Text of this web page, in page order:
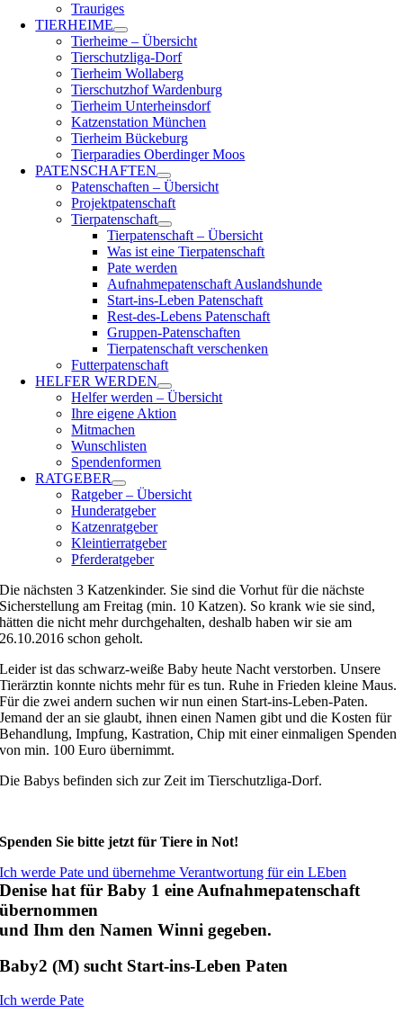
Trauriges
TIERHEIME
Tierheime – Übersicht
Tierschutzliga-Dorf
Tierheim Wollaberg
Tierschutzhof Wardenburg
Tierheim Unterheinsdorf
Katzenstation München
Tierheim Bückeburg
Tierparadies Oberdinger Moos
PATENSCHAFTEN
Patenschaften – Übersicht
Projektpatenschaft
Tierpatenschaft
Tierpatenschaft – Übersicht
Was ist eine Tierpatenschaft
Pate werden
Aufnahmepatenschaft Auslandshunde
Start-ins-Leben Patenschaft
Rest-des-Lebens Patenschaft
Gruppen-Patenschaften
Tierpatenschaft verschenken
Futterpatenschaft
HELFER WERDEN
Helfer werden – Übersicht
Ihre eigene Aktion
Mitmachen
Wunschlisten
Spendenformen
RATGEBER
Ratgeber – Übersicht
Hunderatgeber
Katzenratgeber
Kleintierratgeber
Pferderatgeber
Die nächsten 3 Katzenkinder. Sie sind die Vorhut für die nächste
Sicherstellung am Freitag (min. 10 Katzen). So krank wie sie sind,
hätten die nicht mehr durchgehalten, deshalb haben wir sie am
26.10.2016 schon geholt.
Leider ist das schwarz-weiße Baby heute Nacht verstorben. Unsere
Tierärztin konnte nichts mehr für es tun. Ruhe in Frieden kleine Maus.
Für die zwei andern suchen wir nun einen Start-ins-Leben-Paten.
Jemand der an sie glaubt, ihnen einen Namen gibt und die Kosten für
Behandlung, Impfung, Kastration, Chip mit einer einmaligen Spenden
von min. 100 Euro übernimmt.
Die Babys befinden sich zur Zeit im Tierschutzliga-Dorf.
Spenden Sie bitte jetzt für Tiere in Not!
Ich werde Pate und übernehme Verantwortung für ein LEben
Denise hat für Baby 1 eine Aufnahmepatenschaft
übernommen
und Ihm den Namen Winni gegeben.
Baby2 (M) sucht Start-ins-Leben Paten
Ich werde Pate